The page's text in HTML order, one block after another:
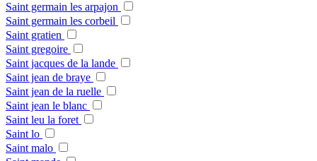
Saint germain les arpajon
Saint germain les corbeil
Saint gratien
Saint gregoire
Saint jacques de la lande
Saint jean de braye
Saint jean de la ruelle
Saint jean le blanc
Saint leu la foret
Saint lo
Saint malo